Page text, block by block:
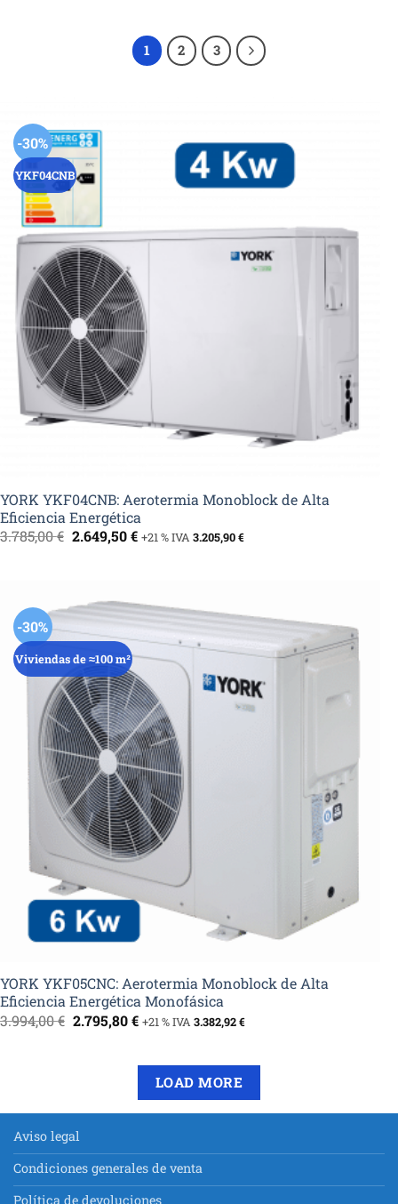
1 2 3
-30%
YKF04CNB
YORK YKF04CNB: Aerotermia Monoblock de Alta
Eficiencia Energética
3.785,00€ El
precio
2.649,50€El
+21 % IVA 3.205,90€
-30%
Viviendas de ≈100 m²
YORK YKF05CNC: Aerotermia Monoblock de Alta
Eficiencia Energética Monofásica
3.994,00€ El
precio
2.795,80€El
es:
2.795,80 €.
+21 % IVA 3.382,92€
LOAD MORE
Aviso legal
Condiciones generales de venta
Política de devoluciones